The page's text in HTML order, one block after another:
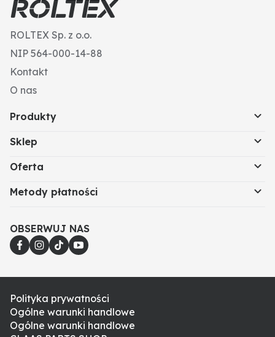
ROLTEX Sp. z o.o.
NIP 564-000-14-88
Kontakt
O nas
Produkty
Sklep
Oferta
Metody płatności
OBSERWUJ NAS
Polityka prywatności
Ogólne warunki handlowe
Ogólne warunki handlowe